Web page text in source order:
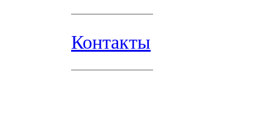
Контакты